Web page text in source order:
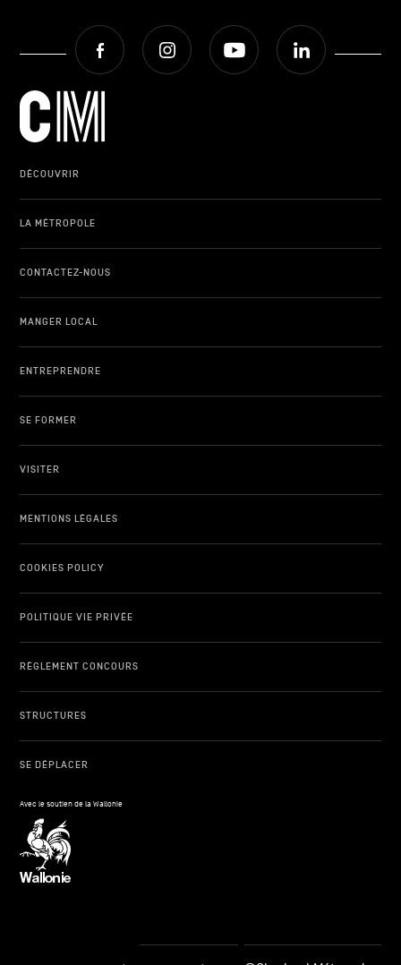
Facebook Instagram Youtube
DÉCOUVRIR
LA MÉTROPOLE
CONTACTEZ-NOUS
MANGER LOCAL
ENTREPRENDRE
SE FORMER
VISITER
MENTIONS LÉGALES
COOKIES POLICY
POLITIQUE VIE PRIVÉE
RÈGLEMENT CONCOURS
STRUCTURES
SE DÉPLACER
Avec le soutien de la Wallonie